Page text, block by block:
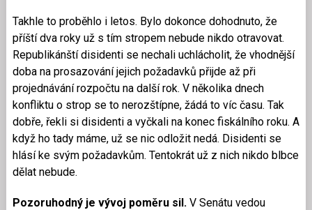
Takhle to proběhlo i letos. Bylo dokonce dohodnuto, že
příští dva roky už s tím stropem nebude nikdo otravovat.
Republikánští disidenti se nechali uchlácholit, že vhodnější
doba na prosazování jejich požadavků přijde až při
projednávání rozpočtu na další rok. V několika dnech
konfliktu o strop se to nerozštípne, žádá to víc času. Tak
dobře, řekli si disidenti a vyčkali na konec fiskálního roku. A
když ho tady máme, už se nic odložit nedá. Disidenti se
hlásí ke svým požadavkům. Tentokrát už z nich nikdo blbce
dělat nebude.
Pozoruhodný je vývoj poměru sil. V Senátu vedou